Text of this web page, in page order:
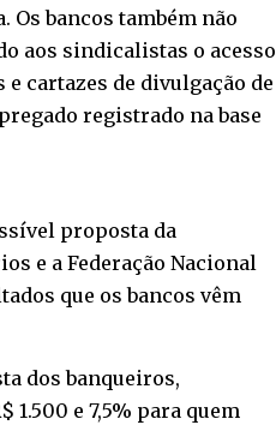
bancos também não
aos sindicalistas o acesso
cartazes de divulgação de
registrado na base
proposta da
e a Federação Nacional
que os bancos vêm
dos banqueiros,
e 7,5% para quem